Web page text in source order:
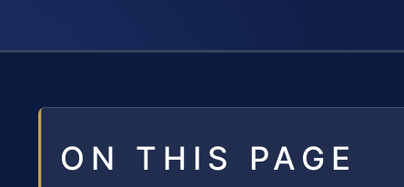
ON THIS PAGE